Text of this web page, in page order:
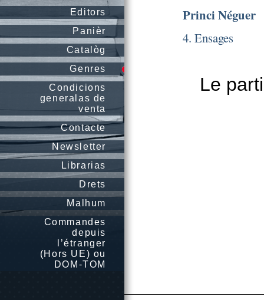
Editors
Panièr
Catalòg
Genres
Condicions
generalas de
venta
Contacte
Newsletter
Librarias
Drets
Malhum
Commandes
depuis
l’étranger
(Hors UE) ou
DOM-TOM
Princi Néguer
4. Ensages
Le